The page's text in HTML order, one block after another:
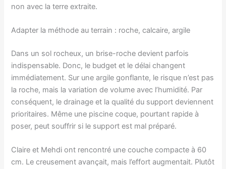
non avec la terre extraite.
Adapter la méthode au terrain : roche, calcaire, argile
Dans un sol rocheux, un brise-roche devient parfois
indispensable. Donc, le budget et le délai changent
immédiatement. Sur une argile gonflante, le risque n’est pas
la roche, mais la variation de volume avec l’humidité. Par
conséquent, le drainage et la qualité du support deviennent
prioritaires. Même une piscine coque, pourtant rapide à
poser, peut souffrir si le support est mal préparé.
Claire et Mehdi ont rencontré une couche compacte à 60
cm. Le creusement avançait, mais l’effort augmentait. Plutôt